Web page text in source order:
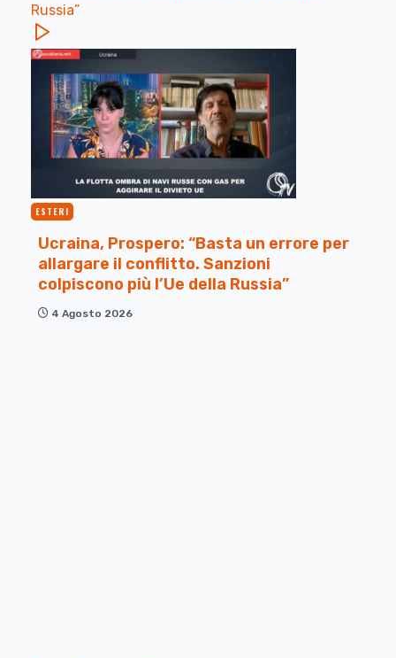
Russia”
ESTERI
Ucraina, Prospero: “Basta un errore per
allargare il conflitto. Sanzioni
colpiscono più l’Ue della Russia”
4 Agosto 2026